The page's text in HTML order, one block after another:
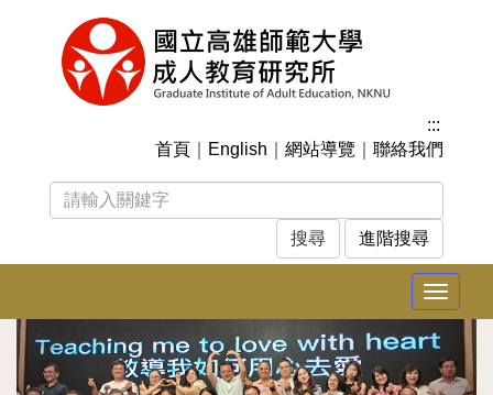
:::
首頁
English 網站導覽 聯絡我們
進階搜尋
Toggle
上
一
下
一